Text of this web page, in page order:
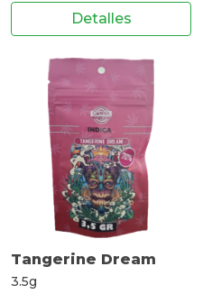
Detalles
Tangerine Dream
3.5g